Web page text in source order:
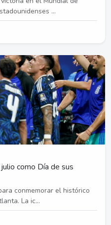
...
como Día de sus
conmemorar el histórico
La ic...